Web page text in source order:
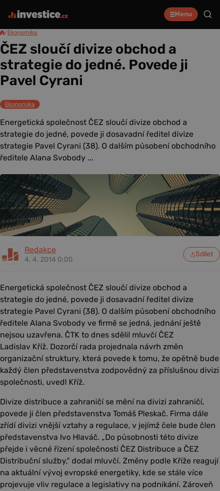
Menu
/Ekonomika
ČEZ sloučí divize obchod a
strategie do jedné. Povede ji
Pavel Cyrani
Ekonomika
Energetická společnost ČEZ sloučí divize obchod a
strategie do jedné, povede ji dosavadní ředitel divize
strategie Pavel Cyrani (38). O dalším působení obchodního
ředitele Alana Svobody ...
Redakce
4. 4. 2014 0:00
Sdílet
Energetická společnost ČEZ sloučí divize obchod a
strategie do jedné, povede ji dosavadní ředitel divize
strategie Pavel Cyrani (38). O dalším působení obchodního
ředitele Alana Svobody ve firmě se jedná, jednání ještě
nejsou uzavřena. ČTK to dnes sdělil mluvčí ČEZ
Ladislav Kříž. Dozorčí rada projednala návrh změn
organizační struktury, která povede k tomu, že opětně bude
každý člen představenstva zodpovědný za příslušnou divizi
společnosti, uvedl Kříž.
Divize distribuce a zahraničí se mění na divizi zahraničí,
povede ji člen představenstva Tomáš Pleskač. Firma dále
zřídí divizi vnější vztahy a regulace, v jejímž čele bude člen
představenstva Ivo Hlaváč. „Do působnosti této divize
přejde i věcné řízení společností ČEZ Distribuce a ČEZ
Distribuční služby," dodal mluvčí. Změny podle Kříže reagují
na aktuální vývoj evropské energetiky, kde se stále více
projevuje vliv regulace a legislativy na podnikání. Zároveň